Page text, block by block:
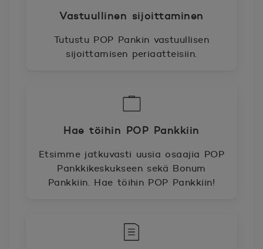
Vastuullinen sijoittaminen
Tutustu POP Pankin vastuullisen
sijoittamisen periaatteisiin.
Hae töihin POP Pankkiin
Etsimme jatkuvasti uusia osaajia POP
Pankkikeskukseen sekä Bonum
Pankkiin. Hae töihin POP Pankkiin!